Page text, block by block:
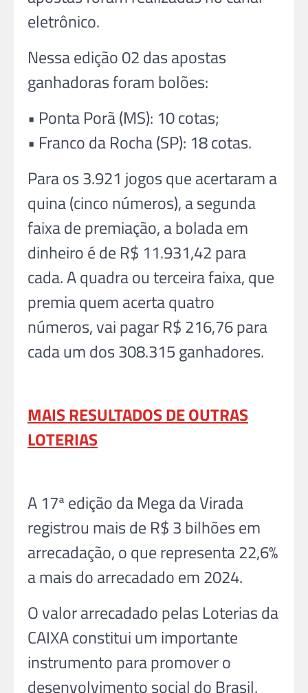
eletrônico.
Nessa edição 02 das apostas
ganhadoras foram bolões:
• Ponta Porã (MS): 10 cotas;
• Franco da Rocha (SP): 18 cotas.
Para os 3.921 jogos que acertaram a
quina (cinco números), a segunda
faixa de premiação, a bolada em
dinheiro é de R$ 11.931,42 para
cada. A quadra ou terceira faixa, que
premia quem acerta quatro
números, vai pagar R$ 216,76 para
cada um dos 308.315 ganhadores.
MAIS RESULTADOS DE OUTRAS
LOTERIAS
A 17ª edição da Mega da Virada
registrou mais de R$ 3 bilhões em
arrecadação, o que representa 22,6%
a mais do arrecadado em 2024.
O valor arrecadado pelas Loterias da
CAIXA constitui um importante
instrumento para promover o
desenvolvimento social do Brasil,